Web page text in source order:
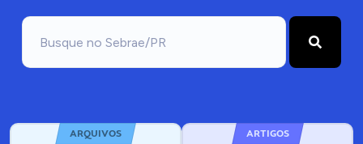
ARQUIVOS ARTIGOS